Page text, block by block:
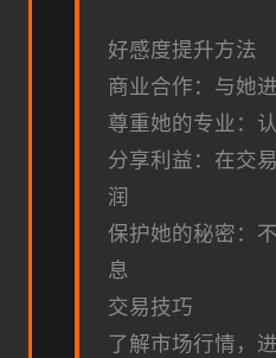
好感度提升方法
商业合作：与她
尊重她的专业：
分享利益：在交
润
保护她的秘密：
息
交易技巧
了解市场行情，